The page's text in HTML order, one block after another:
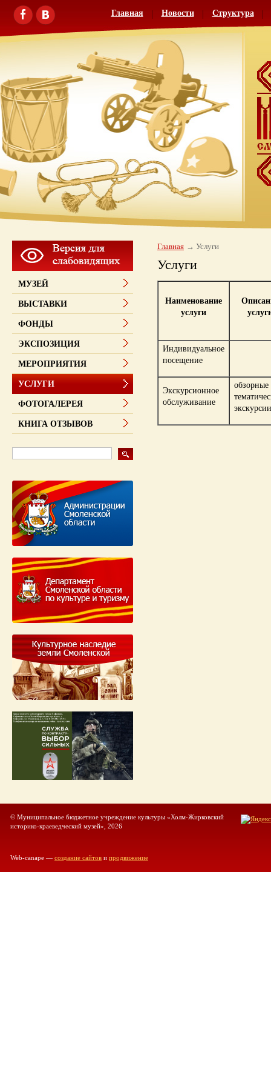
Главная Новости Структура
Главная Услуги
Услуги
Наименование
услуги
Индивидуальное
посещение
Экскурсионное
обслуживание
обзорные
экскурсии
МУЗЕЙ
ВЫСТАВКИ
ФОНДЫ
ЭКСПОЗИЦИЯ
МЕРОПРИЯТИЯ
УСЛУГИ
ФОТОГАЛЕРЕЯ
КНИГА ОТЗЫВОВ
© Муниципальное бюджетное учреждение культуры «Холм-Жирковский
историко-краеведческий музей», 2026
Web-canape — создание сайтов и продвижение